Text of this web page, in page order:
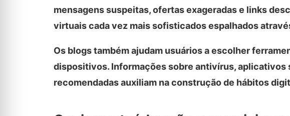
mensagens suspeitas, ofertas exageradas e links
virtuais cada vez mais sofisticados espalhados
Os blogs também ajudam usuários a escolher
dispositivos. Informações sobre antivírus,
recomendadas auxiliam na construção de hábitos